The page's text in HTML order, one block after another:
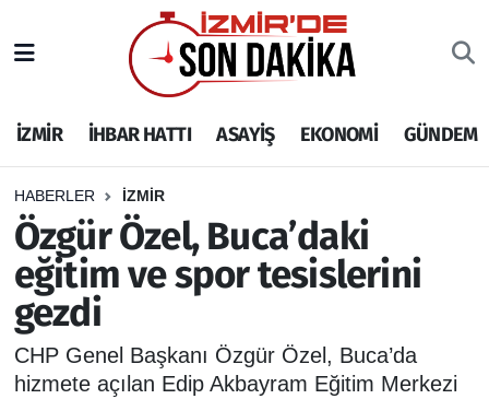
İZMİR İHBAR HATTI ASAYİŞ EKONOMİ GÜNDEM
HABERLER İZMİR
Özgür Özel, Buca’daki
eğitim ve spor tesislerini
gezdi
CHP Genel Başkanı Özgür Özel, Buca’da
hizmete açılan Edip Akbayram Eğitim Merkezi
İHBAR HATTI
DEPREM
GENEL
EKONOMİ
SİYASET
İzmir Nöbetçi Eczaneler
İzmir Hava Durumu
İzmir Namaz Vakitleri
İzmir Trafik Yoğunluk Haritası
Puan Durumu ve Fikstür
Tüm Manşetler